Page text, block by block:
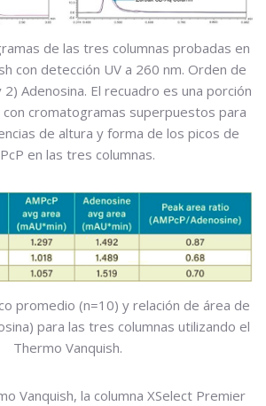
de las tres columnas probadas en
con detección UV a 260 nm. Orden de
2) Adenosina. El recuadro es una porción
con cromatogramas superpuestos para
de altura y forma de los picos de
en las tres columnas.
promedio (n=10) y relación de área de
para las tres columnas utilizando el
Thermo Vanquish.
Vanquish, la columna XSelect Premier